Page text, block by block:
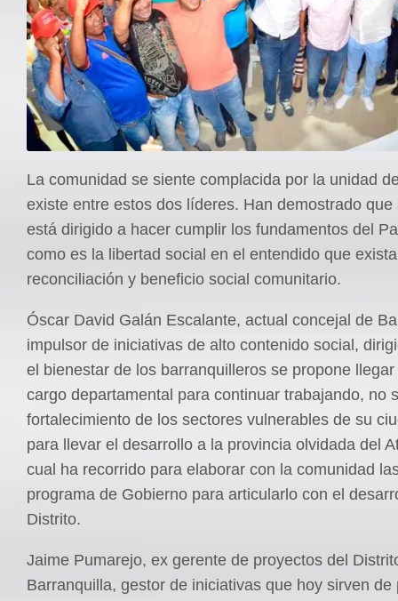
La comunidad se siente complacida por la unidad
existe entre estos dos líderes. Han demostrado que
está dirigido a hacer cumplir los fundamentos del
como es la libertad social en el entendido que
reconciliación y beneficio social comunitario.
Óscar David Galán Escalante, actual concejal de
impulsor de iniciativas de alto contenido social,
el bienestar de los barranquilleros se propone
cargo departamental para continuar trabajando, no
fortalecimiento de los sectores vulnerables de su
para llevar el desarrollo a la provincia olvidada del
cual ha recorrido para elaborar con la comunidad
programa de Gobierno para articularlo con el
Distrito.
Jaime Pumarejo, ex gerente de proyectos del
Barranquilla, gestor de iniciativas que hoy sirven de